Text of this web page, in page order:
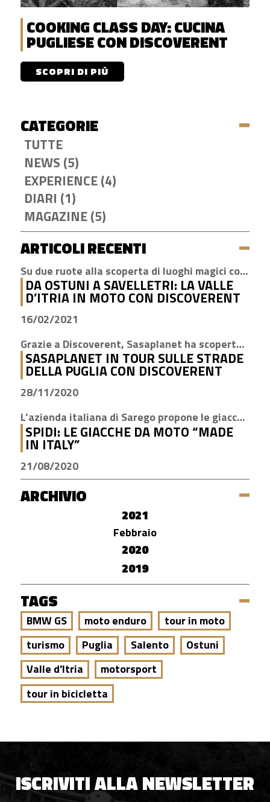
COOKING CLASS DAY: CUCINA
PUGLIESE CON DISCOVERENT
SCOPRI DI PIÙ
CATEGORIE
TUTTE
NEWS (5)
EXPERIENCE (4)
DIARI (1)
MAGAZINE (5)
ARTICOLI RECENTI
Su due ruote alla scoperta di luoghi magici come Cisternino, Locorotondo e Alberobello
DA OSTUNI A SAVELLETRI: LA VALLE
D’ITRIA IN MOTO CON DISCOVERENT
16/02/2021
Grazie a Discoverent, Sasaplanet ha scoperto la magia della nostra amata regione
SASAPLANET IN TOUR SULLE STRADE
DELLA PUGLIA CON DISCOVERENT
28/11/2020
L’azienda italiana di Sarego propone le giacche con la tecnologia H2Out, impermeabile, antivento e traspirante
SPIDI: LE GIACCHE DA MOTO “MADE
IN ITALY”
21/08/2020
ARCHIVIO
2021
Febbraio
2020
2019
TAGS
BMW GS moto enduro
tour in moto
turismo
Puglia Salento
Ostuni
Valle d'Itria
motorsport
tour in bicicletta
ISCRIVITI ALLA NEWSLETTER